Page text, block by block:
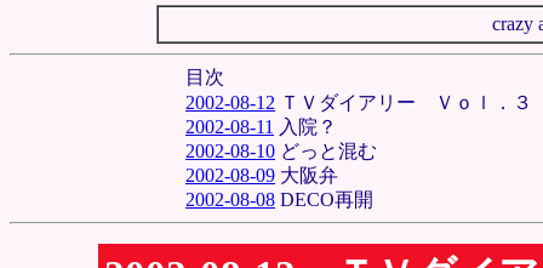
crazy
目次
2002-08-12 ＴＶダイアリー Ｖｏｌ．３
2002-08-11 入院？
2002-08-10 どっと混む
2002-08-09 大阪弁
2002-08-08 DECO再開